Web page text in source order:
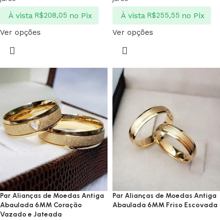
À vista R$208,05 no Pix
Ver opções
À vista R$255,55 no Pix
Ver opções
Par Alianças de Moedas Antiga
Abaulada 6MM Coração
Vazado e Jateada
Par Alianças de Moedas Antiga
Abaulada 6MM Friso Escovada